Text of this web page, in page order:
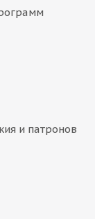
и патронов